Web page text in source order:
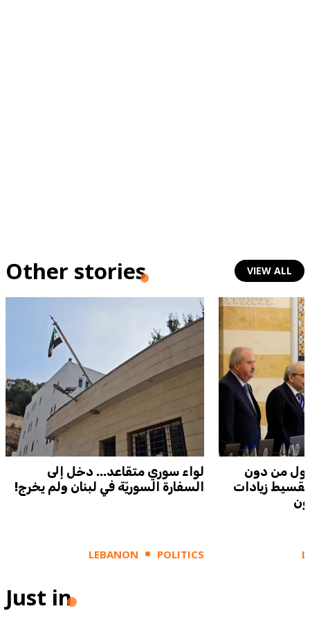
Other stories VIEW ALL
لواء سوري متقاعد... دخل إلى
السفارة السوريّة في لبنان ولم يخرج!
LEBANON POLITICS
من دون
زيادات
Just in